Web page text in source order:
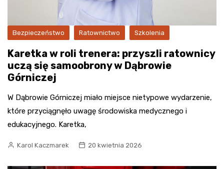
Bezpieczeństwo Ratownictwo Szkolenia
Karetka w roli trenera: przyszli ratownicy
uczą się samoobrony w Dąbrowie
Górniczej
W Dąbrowie Górniczej miało miejsce nietypowe wydarzenie,
które przyciągnęło uwagę środowiska medycznego i
edukacyjnego. Karetka,
Karol Kaczmarek 20 kwietnia 2026